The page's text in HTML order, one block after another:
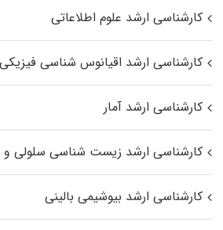
کارشناسی ارشد علوم اطلاعاتی
کارشناسی ارشد اقیانوس‌ شناسی فیزیکی
کارشناسی ارشد آمار
کارشناسی ارشد زیست شناسی سلولی و
کارشناسی ارشد بیوشیمی بالینی